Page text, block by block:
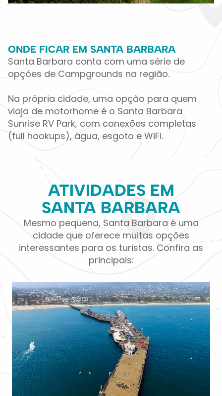
ONDE FICAR EM SANTA BARBARA
Santa Barbara conta com uma série de
opções de Campgrounds na região.
Na própria cidade, uma opção para quem
viaja de motorhome é o Santa Barbara
Sunrise RV Park, com conexões completas
(full hookups), água, esgoto e WiFi.
ATIVIDADES EM
SANTA BARBARA
Mesmo pequena, Santa Barbara é uma
cidade que oferece muitas opções
interessantes para os turistas. Confira as
principais: